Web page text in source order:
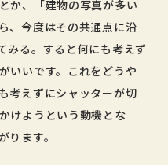
か、「建物の写真が多い
、今度はその共通点に沿
みる。すると何にも考えず
いいです。これをどうや
考えずにシャッターが切
けようという動機とな
ります。